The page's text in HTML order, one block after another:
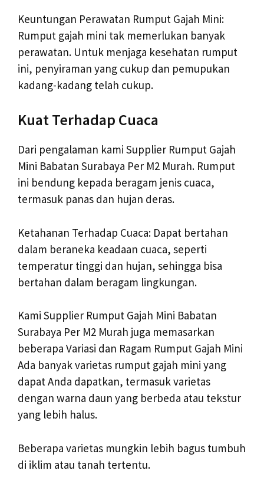
Keuntungan Perawatan Rumput Gajah Mini:
Rumput gajah mini tak memerlukan banyak
perawatan. Untuk menjaga kesehatan rumput
ini, penyiraman yang cukup dan pemupukan
kadang-kadang telah cukup.
Kuat Terhadap Cuaca
Dari pengalaman kami Supplier Rumput Gajah
Mini Babatan Surabaya Per M2 Murah. Rumput
ini bendung kepada beragam jenis cuaca,
termasuk panas dan hujan deras.
Ketahanan Terhadap Cuaca: Dapat bertahan
dalam beraneka keadaan cuaca, seperti
temperatur tinggi dan hujan, sehingga bisa
bertahan dalam beragam lingkungan.
Kami Supplier Rumput Gajah Mini Babatan
Surabaya Per M2 Murah juga memasarkan
beberapa Variasi dan Ragam Rumput Gajah Mini
Ada banyak varietas rumput gajah mini yang
dapat Anda dapatkan, termasuk varietas
dengan warna daun yang berbeda atau tekstur
yang lebih halus.
Beberapa varietas mungkin lebih bagus tumbuh
di iklim atau tanah tertentu.